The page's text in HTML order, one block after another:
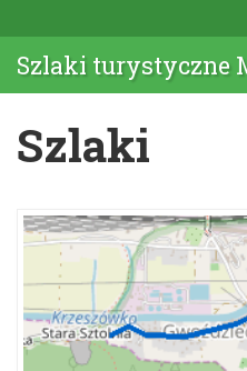
Szlaki turystyczne
Szlaki